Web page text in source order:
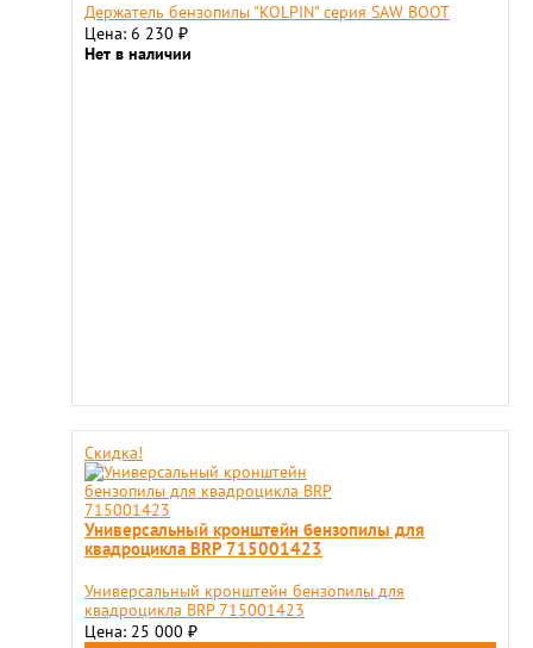
Держатель бензопилы "KOLPIN" серия SAW BOOT
Цена: 6 230 ₽
Нет в наличии
Скидка!
Универсальный кронштейн бензопилы для
квадроцикла BRP 715001423
Универсальный кронштейн бензопилы для
квадроцикла BRP 715001423
Цена: 25 000 ₽